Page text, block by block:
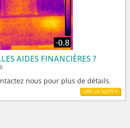
AIDES FINANCIÈRES ?
nous pour plus de détails.
LIRE LA SUITE